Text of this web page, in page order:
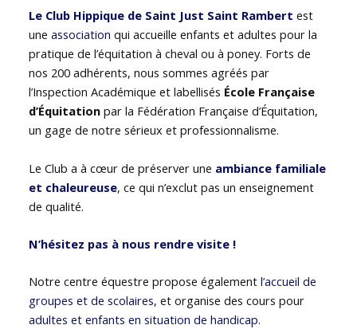
Le Club Hippique de Saint Just Saint Rambert est
uneassociation qui accueille enfants et adultes pour la
pratique de l’équitation à cheval ou à poney. Forts de
nos 200 adhérents, nous sommes agréés par
l’Inspection Académique et labellisés École Française
d’Équitation par la Fédération Française d’Équitation,
un gage de notre sérieux et professionnalisme.
Le Club a à cœur de préserver une ambiance familiale
et chaleureuse, ce qui n’exclut pas un enseignement
de qualité.
N’hésitez pas à nous rendre visite !
Notre centre équestre propose égalementl’accueil de
groupes et de scolaires, et organise des cours pour
adultes et enfants en situation de handicap.